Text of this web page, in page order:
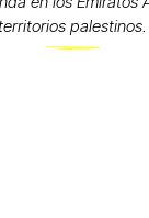
territorios palestinos.